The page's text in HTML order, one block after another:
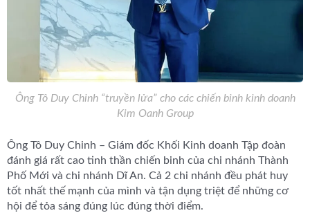
Ông Tô Duy Chinh “truyền lửa” cho các chiến binh kinh doanh
Kim Oanh Group
Ông Tô Duy Chinh – Giám đốc Khối Kinh doanh Tập đoàn
đánh giá rất cao tinh thần chiến binh của chi nhánh Thành
Phố Mới và chi nhánh Dĩ An. Cả 2 chi nhánh đều phát huy
tốt nhất thế mạnh của mình và tận dụng triệt để những cơ
hội để tỏa sáng đúng lúc đúng thời điểm.